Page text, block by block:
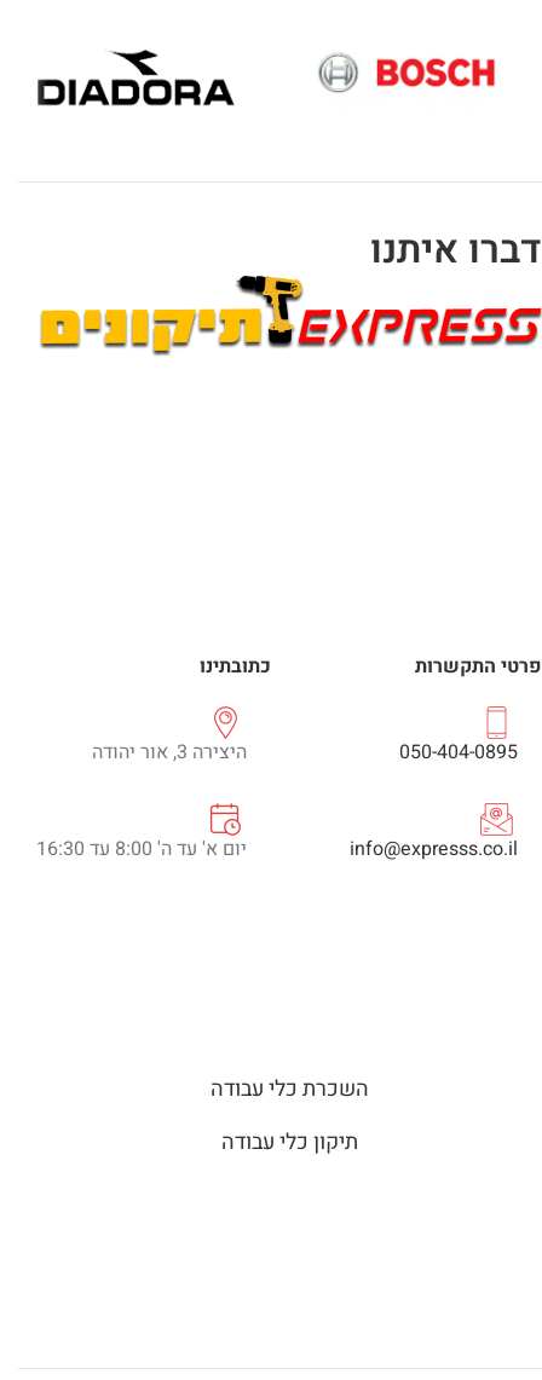
דברו איתנו
פרטי התקשרות
050-404-0895
info@expresss.co.il
כתובתינו
היצירה 3, אור יהודה
יום א' עד ה' 8:00 עד 16:30
השכרת כלי עבודה
תיקון כלי עבודה